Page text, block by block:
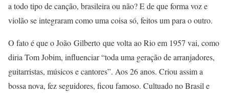
a todo tipo de canção, brasileira ou não? E de que forma voz e
violão se integraram como uma coisa só, feitos um para o outro.
O fato é que o João Gilberto que volta ao Rio em 1957 vai, como
diria Tom Jobim, influenciar “toda uma geração de arranjadores,
guitarristas, músicos e cantores”. Aos 26 anos. Criou assim a
bossa nova, fez seguidores, ficou famoso. Cultuado no Brasil e